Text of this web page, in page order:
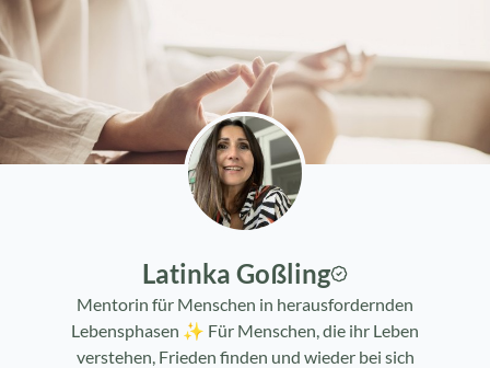
Latinka Goßling
Mentorin für Menschen in herausfordernden
Lebensphasen ✨ Für Menschen, die ihr Leben
verstehen, Frieden finden und wieder bei sich